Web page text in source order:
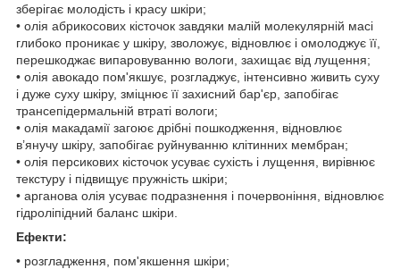
зберігає молодість і красу шкіри;
• олія абрикосових кісточок завдяки малій молекулярній масі
глибоко проникає у шкіру, зволожує, відновлює і омолоджує її,
перешкоджає випаровуванню вологи, захищає від лущення;
• олія авокадо пом'якшує, розгладжує, інтенсивно живить суху
і дуже суху шкіру, зміцнює її захисний бар'єр, запобігає
трансепідермальній втраті вологи;
• олія макадамії загоює дрібні пошкодження, відновлює
в’янучу шкіру, запобігає руйнуванню клітинних мембран;
• олія персикових кісточок усуває сухість і лущення, вирівнює
текстуру і підвищує пружність шкіри;
• арганова олія усуває подразнення і почервоніння, відновлює
гідроліпідний баланс шкіри.
Ефекти:
• розгладження, пом'якшення шкіри;